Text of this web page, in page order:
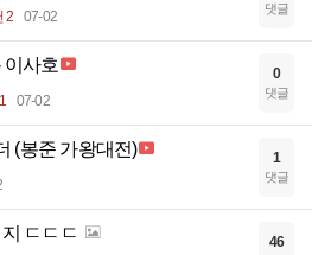
2 07-02 댓글
이사호
07-02
0
댓글
(봉준 가왕대전) 1
댓글
ㄷㄷㄷ 46